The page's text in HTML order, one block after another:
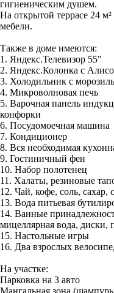
гигиеническим душем.
На открытой террасе 24
мебели.
Также в доме имеются:
1. Яндекс.Телевизор 55"
2. Яндекс.Колонка с
3. Холодильник с
4. Микроволновая печь
5. Варочная панель
конфорки
6. Посудомоечная машина
7. Кондиционер
8. Вся необходимая
9. Гостиничный фен
10. Набор полотенец
11. Халаты, резиновые
12. Чай, кофе, соль, сахар,
13. Вода питьевая
14. Ванные
мицеллярная вода, диски,
15. Настольные игры
16. Два взрослых
На участке:
Парковка на 3 авто
Мангальная зона